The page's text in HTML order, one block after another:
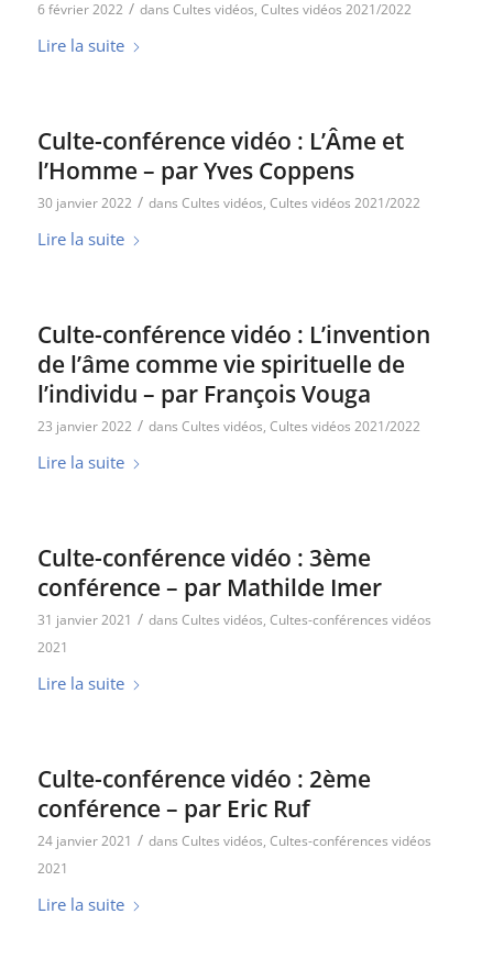
6 février 2022 / dans Cultes vidéos, Cultes vidéos 2021/2022
Lire la suite
Culte-conférence vidéo : L’Âme et
l’Homme – par Yves Coppens
30 janvier 2022 / dans Cultes vidéos, Cultes vidéos 2021/2022
Lire la suite
Culte-conférence vidéo : L’invention
de l’âme comme vie spirituelle de
l’individu – par François Vouga
23 janvier 2022 / dans Cultes vidéos, Cultes vidéos 2021/2022
Lire la suite
Culte-conférence vidéo : 3ème
conférence – par Mathilde Imer
31 janvier 2021 / dans Cultes vidéos, Cultes-conférences vidéos
2021
Lire la suite
Culte-conférence vidéo : 2ème
conférence – par Eric Ruf
24 janvier 2021 / dans Cultes vidéos, Cultes-conférences vidéos
2021
Lire la suite